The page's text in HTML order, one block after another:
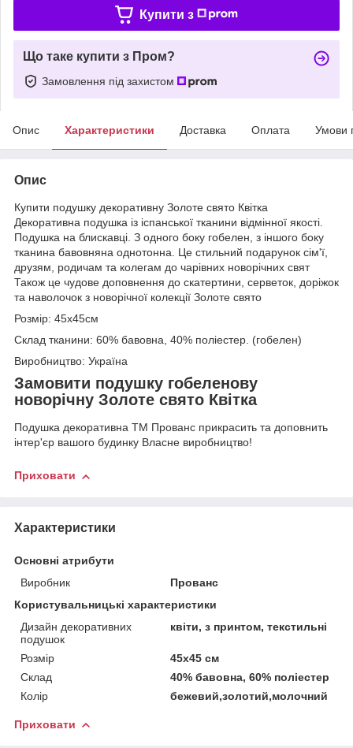
Купити з
Що таке купити з Пром?
Замовлення під захистом
Опис Характеристики Доставка Оплата Умови
Опис
Купити подушку декоративну Золоте свято Квітка
Декоративна подушка із іспанської тканини відмінної якості.
Подушка на блискавці. З одного боку гобелен, з іншого боку
тканина бавовняна однотонна. Це стильний подарунок сім'ї,
друзям, родичам та колегам до чарівних новорічних свят
Також це чудове доповнення до скатертини, серветок, доріжок
та наволочок з новорічної колекції Золоте свято
Розмір: 45х45см
Склад тканини: 60% бавовна, 40% поліестер. (гобелен)
Виробництво: Україна
Замовити подушку гобеленову
новорічну Золоте свято Квітка
Подушка декоративна ТМ Прованс прикрасить та доповнить
інтер'єр вашого будинку Власне виробництво!
Приховати
Характеристики
Основні атрибути
Виробник
Прованс
Користувальницькі характеристики
Дизайн декоративних
подушок
квіти, з принтом, текстильні
Розмір
45х45 см
Склад
40% бавовна, 60% поліестер
Колір
бежевий,золотий,молочний
Приховати